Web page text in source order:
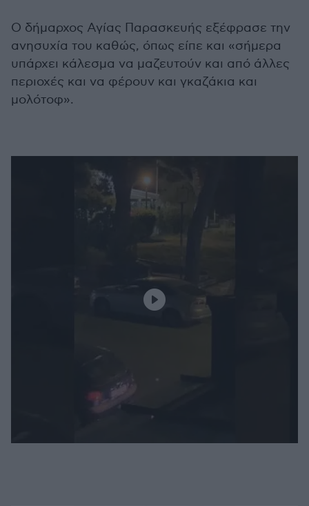
Ο δήμαρχος Αγίας Παρασκευής εξέφρασε την
ανησυχία του καθώς, όπως είπε και «σήμερα
υπάρχει κάλεσμα να μαζευτούν και από άλλες
περιοχές και να φέρουν και γκαζάκια και
μολότοφ».